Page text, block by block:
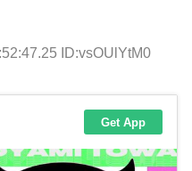
ID:vsOUlYtM0